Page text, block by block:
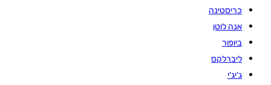
כריסטינה
אנה לוטן
ביופור
ליברלקס
ג'יג'י